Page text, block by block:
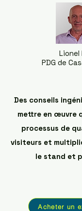
Lionel
PDG de
Des conseils
mettre en œuvre
processus de
visiteurs et
le stand et
Acheter un